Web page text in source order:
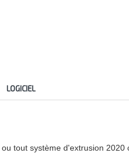
LOGICIEL
ou tout système d'extrusion 2020